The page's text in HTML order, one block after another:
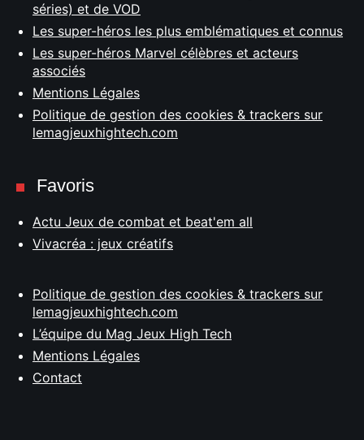
séries) et de VOD
Les super-héros les plus emblématiques et connus
Les super-héros Marvel célèbres et acteurs
associés
Mentions Légales
Politique de gestion des cookies & trackers sur
lemagjeuxhightech.com
Favoris
Actu Jeux de combat et beat'em all
Vivacréa : jeux créatifs
Politique de gestion des cookies & trackers sur
lemagjeuxhightech.com
L’équipe du Mag Jeux High Tech
Mentions Légales
Contact